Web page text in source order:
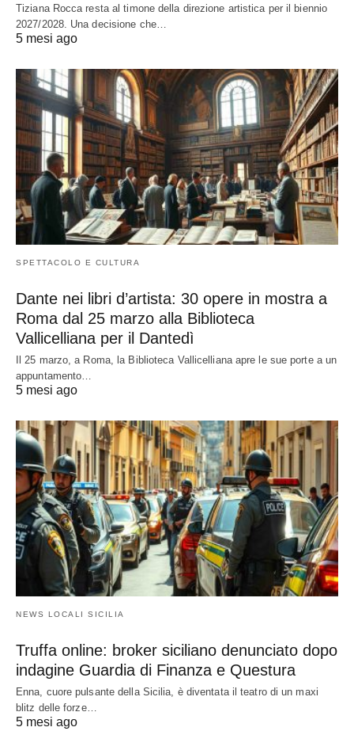
Tiziana Rocca resta al timone della direzione artistica per il biennio
2027/2028. Una decisione che…
5 mesi ago
SPETTACOLO E CULTURA
Dante nei libri d’artista: 30 opere in mostra a
Roma dal 25 marzo alla Biblioteca
Vallicelliana per il Dantedì
Il 25 marzo, a Roma, la Biblioteca Vallicelliana apre le sue porte a un
appuntamento…
5 mesi ago
NEWS LOCALI SICILIA
Truffa online: broker siciliano denunciato dopo
indagine Guardia di Finanza e Questura
Enna, cuore pulsante della Sicilia, è diventata il teatro di un maxi
blitz delle forze…
5 mesi ago